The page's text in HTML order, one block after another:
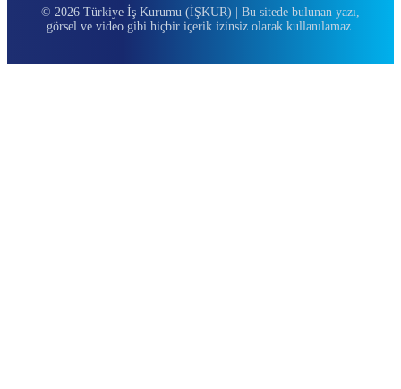
© 2026 Türkiye İş Kurumu (İŞKUR) | Bu sitede bulunan yazı,
görsel ve video gibi hiçbir içerik izinsiz olarak kullanılamaz.